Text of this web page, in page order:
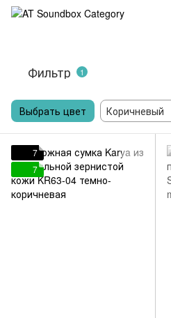
Фильтр 1
Выбрать цвет Коричневый
7
7